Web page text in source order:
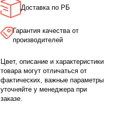
Доставка по РБ
Гарантия качества от
производителей
Цвет, описание и характеристики
товара могут отличаться от
фактических, важные параметры
уточняйте у менеджера при
заказе.